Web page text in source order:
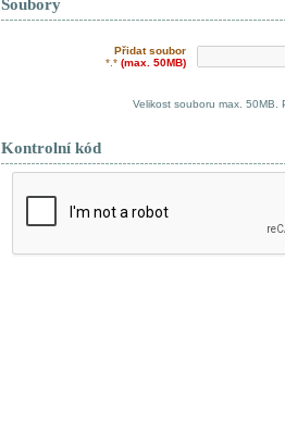
Soubory
Přidat soubor
*.* (max. 50MB)
Velikost souboru max. 50MB.
Kontrolní kód